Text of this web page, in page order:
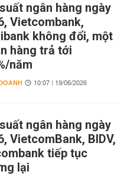
ngân hàng ngày
Vietcombank,
không đổi, một
hàng trả tới
năm
10:07 | 19/06/2026
ngân hàng ngày
VietcomBank, BIDV,
tiếp tục
lại